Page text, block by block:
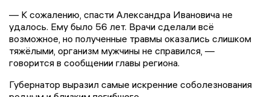
— К сожалению, спасти Александра Ивановича не
удалось. Ему было 56 лет. Врачи сделали всё
возможное, но полученные травмы оказались слишком
тяжёлыми, организм мужчины не справился, —
говорится в сообщении главы региона.
Губернатор выразил самые искренние соболезнования